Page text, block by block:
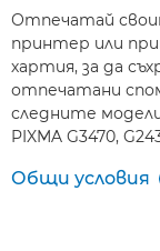
Отпечатай
принтер или
хартия, за да
отпечатани
следните модели:
PIXMA G3470,
Общи условия